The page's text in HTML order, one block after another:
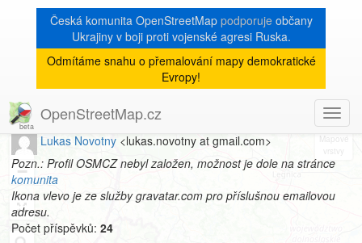
Česká komunita OpenStreetMap podporujeobčany
Ukrajiny v boji proti vojenské agresi Ruska.
Odmítáme snahu o přemalování mapy demokratické
Evropy!
OpenStreetMap.cz
8
+
−
« zpět na archiv
[Talk-cz]
Profil autora
Lukas Novotny <lukas.novotny at gmail.com>
Pozn.: Profil OSMCZ nebyl založen, možnost je dole na stránce
komunita
Ikona vlevo je ze služby gravatar.com pro příslušnou emailovou
adresu.
Počet příspěvků: 24